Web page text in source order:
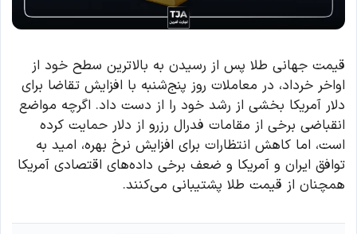
قیمت جهانی طلا پس از رسیدن به بالاترین سطح خود از
اواخر خرداد، در معاملات روز پنج‌شنبه با افزایش تقاضا برای
دلار آمریکا بخشی از رشد خود را از دست داد. اگرچه مواضع
انقباضی برخی از مقامات فدرال رزرو از دلار حمایت کرده
است، اما کاهش انتظارات برای افزایش نرخ بهره، امید به
توافق ایران و آمریکا و ضعف برخی داده‌های اقتصادی آمریکا
همچنان از قیمت طلا پشتیبانی می‌کنند.